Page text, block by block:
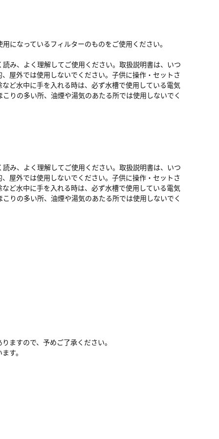
になっているフィルターのものをご使用ください。
み、よく理解してご使用ください。取扱説明書は、いつ
屋外では使用しないでください。子供に操作・セットさ
ど水中に手を入れる時は、必ず水槽で使用している電気
りの多い所、油煙や湯気のあたる所では使用しないでく
み、よく理解してご使用ください。取扱説明書は、いつ
屋外では使用しないでください。子供に操作・セットさ
ど水中に手を入れる時は、必ず水槽で使用している電気
りの多い所、油煙や湯気のあたる所では使用しないでく
ますので、予めご了承ください。
す。